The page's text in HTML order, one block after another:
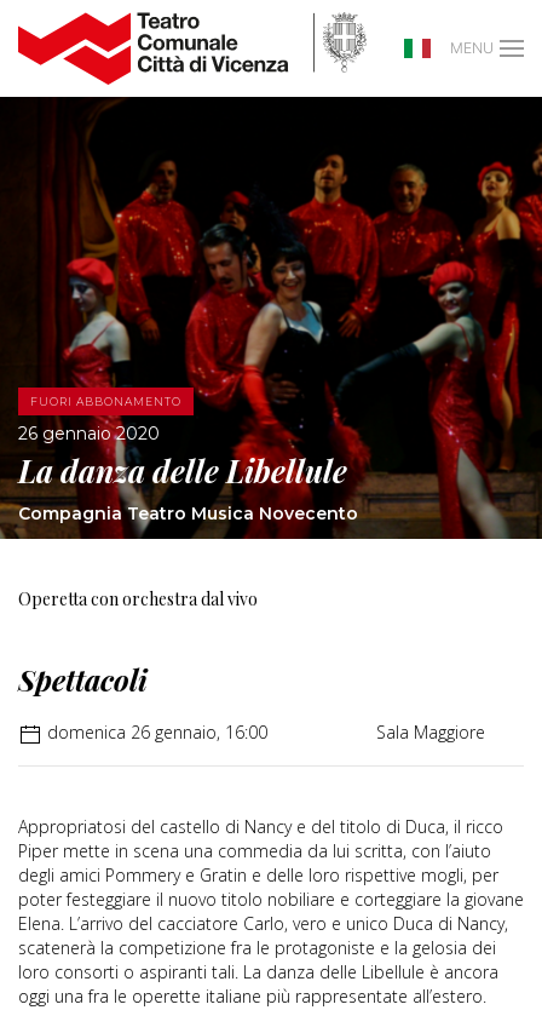
MENU
FUORI ABBONAMENTO
26 gennaio 2020
La danza delle Libellule
Compagnia Teatro Musica Novecento
Operetta con orchestra dal vivo
Spettacoli
domenica 26 gennaio, 16:00 Sala Maggiore
Appropriatosi del castello di Nancy e del titolo di Duca, il ricco
Piper mette in scena una commedia da lui scritta, con l’aiuto
degli amici Pommery e Gratin e delle loro rispettive mogli, per
poter festeggiare il nuovo titolo nobiliare e corteggiare la giovane
Elena. L’arrivo del cacciatore Carlo, vero e unico Duca di Nancy,
scatenerà la competizione fra le protagoniste e la gelosia dei
loro consorti o aspiranti tali. La danza delle Libellule è ancora
oggi una fra le operette italiane più rappresentate all’estero.